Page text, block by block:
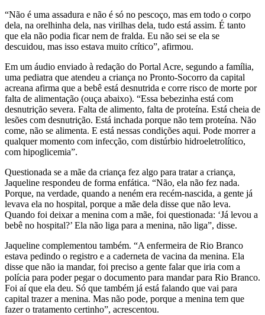
“Não é uma assadura e não é só no pescoço, mas em todo o corpo
dela, na orelhinha dela, nas virilhas dela, tudo está assim. É tanto
que ela não podia ficar nem de fralda. Eu não sei se ela se
descuidou, mas isso estava muito crítico”, afirmou.
Em um áudio enviado à redação do Portal Acre, segundo a família,
uma pediatra que atendeu a criança no Pronto-Socorro da capital
acreana afirma que a bebê está desnutrida e corre risco de morte por
falta de alimentação (ouça abaixo). “Essa bebezinha está com
desnutrição severa. Falta de alimento, falta de proteína. Está cheia de
lesões com desnutrição. Está inchada porque não tem proteína. Não
come, não se alimenta. E está nessas condições aqui. Pode morrer a
qualquer momento com infecção, com distúrbio hidroeletrolítico,
com hipoglicemia”.
Questionada se a mãe da criança fez algo para tratar a criança,
Jaqueline respondeu de forma enfática. “Não, ela não fez nada.
Porque, na verdade, quando a neném era recém-nascida, a gente já
levava ela no hospital, porque a mãe dela disse que não leva.
Quando foi deixar a menina com a mãe, foi questionada: ‘Já levou a
bebê no hospital?’ Ela não liga para a menina, não liga”, disse.
Jaqueline complementou também. “A enfermeira de Rio Branco
estava pedindo o registro e a caderneta de vacina da menina. Ela
disse que não ia mandar, foi preciso a gente falar que iria com a
polícia para poder pegar o documento para mandar para Rio Branco.
Foi aí que ela deu. Só que também já está falando que vai para
capital trazer a menina. Mas não pode, porque a menina tem que
fazer o tratamento certinho”, acrescentou.